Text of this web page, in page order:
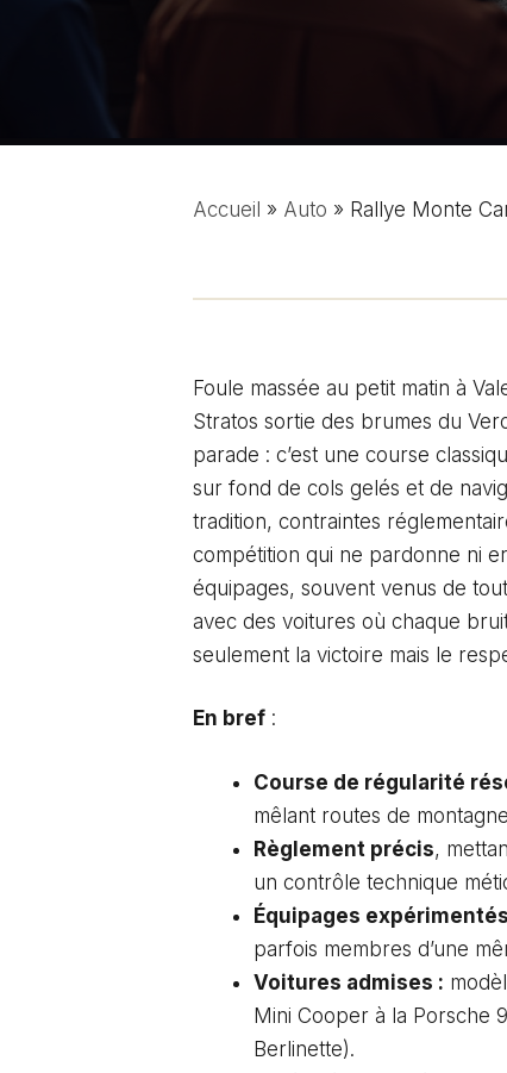
Accueil » Auto » Rallye Monte
Foule massée au petit matin à
Stratos sortie des brumes du
parade : c’est une course
sur fond de cols gelés et de
tradition, contraintes
compétition qui ne pardonne ni
équipages, souvent venus de
avec des voitures où chaque
seulement la victoire mais le
En bref :
Course de régularité
mêlant routes de
Règlement précis,
un contrôle technique
Équipages
parfois membres d’une
Voitures admises :
Mini Cooper à la Porsche
Berlinette).